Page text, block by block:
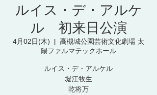
ルイス・デ・アルケ
ル 初来日公演
4月02日(木)
  |
高槻城公園芸術文化劇場 太
陽ファルマテックホール
ルイス・デ・アルケル
堀江牧生
乾将万